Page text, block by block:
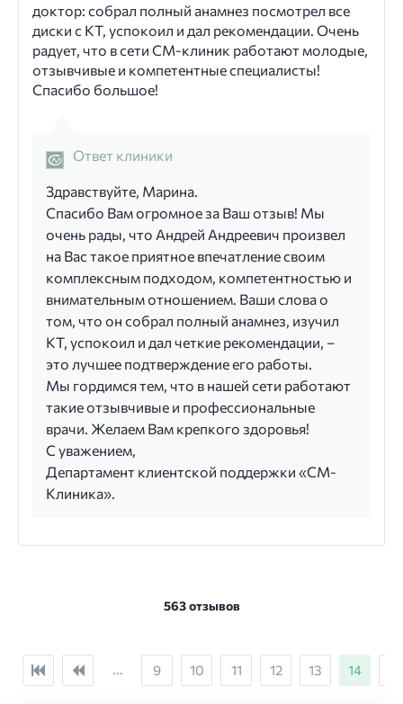
доктор: собрал полный анамнез посмотрел все
диски с КТ, успокоил и дал рекомендации. Очень
радует, что в сети СМ-клиник работают молодые,
отзывчивые и компетентные специалисты!
Спасибо большое!
Ответ клиники
Здравствуйте, Марина.
Спасибо Вам огромное за Ваш отзыв! Мы
очень рады, что Андрей Андреевич произвел
на Вас такое приятное впечатление своим
комплексным подходом, компетентностью и
внимательным отношением. Ваши слова о
том, что он собрал полный анамнез, изучил
КТ, успокоил и дал четкие рекомендации, –
это лучшее подтверждение его работы.
Мы гордимся тем, что в нашей сети работают
такие отзывчивые и профессиональные
врачи. Желаем Вам крепкого здоровья!
С уважением,
Департамент клиентской поддержки «СМ-
Клиника».
563 отзывов
... 9 10 11 12 13 14